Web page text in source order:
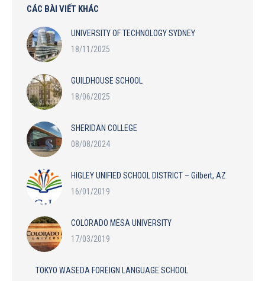
CÁC BÀI VIẾT KHÁC
UNIVERSITY OF TECHNOLOGY SYDNEY
18/11/2025
GUILDHOUSE SCHOOL
18/06/2025
SHERIDAN COLLEGE
08/08/2024
HIGLEY UNIFIED SCHOOL DISTRICT – Gilbert, AZ
16/01/2019
COLORADO MESA UNIVERSITY
17/03/2019
TOKYO WASEDA FOREIGN LANGUAGE SCHOOL